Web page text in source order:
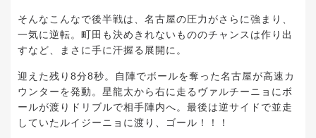
そんなこんなで後半戦は、名古屋の圧力がさらに強まり、
一気に逆転。町田も決めきれないもののチャンスは作り出
すなど、まさに手に汗握る展開に。
迎えた残り8分8秒。自陣でボールを奪った名古屋が高速カ
ウンターを発動。星龍太から右に走るヴァルチーニョにボ
ールが渡りドリブルで相手陣内へ。最後は逆サイドで並走
していたルイジーニョに渡り、ゴール！！！